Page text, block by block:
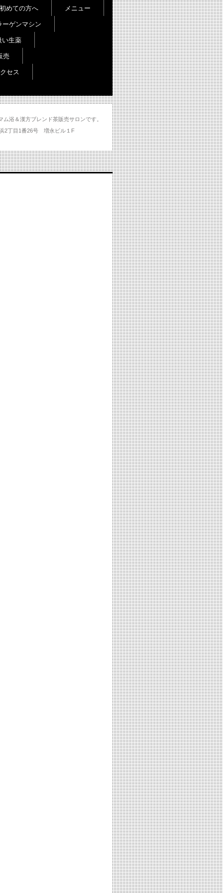
浴＆漢方ブレンド茶販売サロンです。
州浜2丁目1番26号 増永ビル１F
めての方へ メニュー
ーゲンマシン
い生薬
売
セス